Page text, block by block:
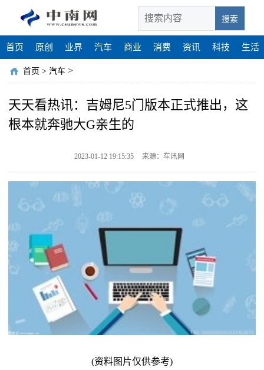
搜索
首页 原创 业界 汽车 商业 消费 资讯 科技 生活
首页 > 汽车 >
天天看热讯：吉姆尼5门版本正式推出，这
根本就奔驰大G亲生的
2023-01-12 19:15:35 来源：车讯网
(资料图片仅供参考)